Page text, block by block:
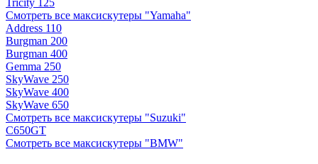
Tricity 125
Смотреть все максискутеры "Yamaha"
Address 110
Burgman 200
Burgman 400
Gemma 250
SkyWave 250
SkyWave 400
SkyWave 650
Смотреть все максискутеры "Suzuki"
C650GT
Смотреть все максискутеры "BMW"